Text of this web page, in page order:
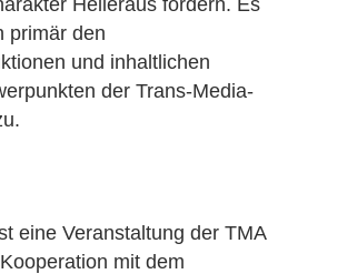
Helleraus fördern. Es
primär den
und inhaltlichen
der Trans-Media-
eine Veranstaltung der TMA
mit dem